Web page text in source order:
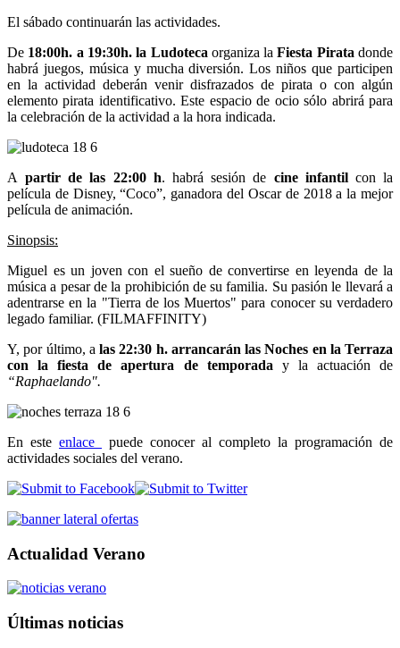
El sábado continuarán las actividades.
De 18:00h. a 19:30h. la Ludoteca organiza laFiesta Piratadonde
habrá juegos, música y mucha diversión. Los niños que participen
en la actividad deberán venir disfrazados de pirata o con algún
elemento pirata identificativo. Este espacio de ocio sólo abrirá para
la celebración de la actividad a la hora indicada.
A partir de las 22:00 h. habrá sesión de cine infantil con la
película de Disney, “Coco”, ganadora del Oscar de 2018 a la mejor
película de animación.
Sinopsis:
Miguel es un joven con el sueño de convertirse en leyenda de la
música a pesar de la prohibición de su familia. Su pasión le llevará a
adentrarse en la "Tierra de los Muertos" para conocer su verdadero
legado familiar. (FILMAFFINITY)
Y, por último, a las 22:30 h. arrancarán las Noches en la Terraza
con la fiesta de apertura de temporada y la actuación de
“Raphaelando".
En este enlace
puede conocer al completo la programación de
actividades sociales del verano.
Actualidad Verano
Últimas noticias